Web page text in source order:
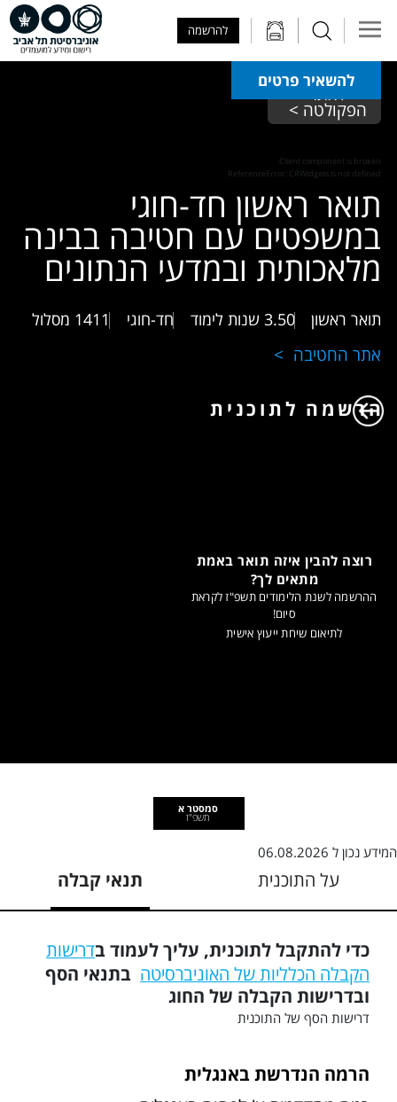
להרשמה
להשאיר פרטים
לאתר
הפקולטה >
Client component is broken.
ReferenceError: CRWidgets is not defined
תואר ראשון חד-חוגי
במשפטים עם חטיבה בבינה
מלאכותית ובמדעי הנתונים
תואר ראשון 3.50 שנות לימוד חד-חוגי 1411 מסלול
אתר החטיבה
הרשמה לתוכנית
רוצה להבין איזה תואר באמת
מתאים לך?
ההרשמה לשנת הלימודים תשפ"ז לקראת
סיום!
לתיאום שיחת ייעוץ אישית
סמסטר א
תשפ"ז
המידע נכון ל 06.08.2026
על התוכנית תנאי קבלה
כדי להתקבל לתוכנית, עליך לעמוד בדרישות
הקבלה הכלליות של האוניברסיטה בתנאי הסף
ובדרישות הקבלה של החוג
דרישות הסף של התוכנית
הרמה הנדרשת באנגלית